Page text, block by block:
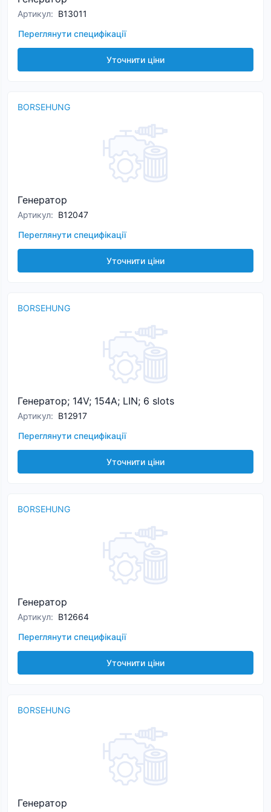
Артикул: B13011
Переглянути специфікації
Уточнити ціни
BORSEHUNG
Генератор
Артикул: B12047
Переглянути специфікації
Уточнити ціни
BORSEHUNG
Генератор; 14V; 154A; LIN; 6 slots
Артикул: B12917
Переглянути специфікації
Уточнити ціни
BORSEHUNG
Генератор
Артикул: B12664
Переглянути специфікації
Уточнити ціни
BORSEHUNG
Генератор